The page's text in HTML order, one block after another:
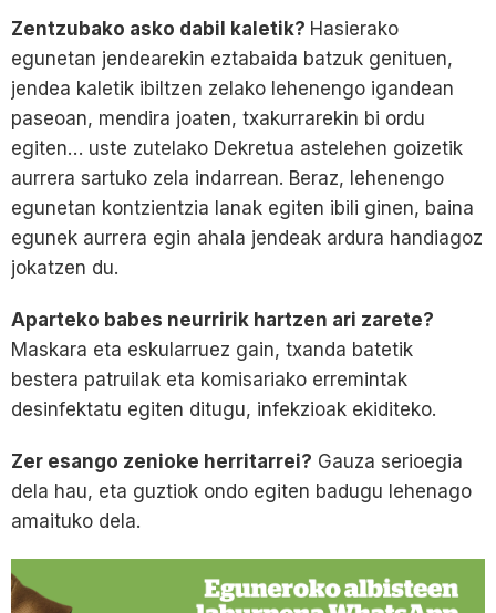
Zentzubako asko dabil kaletik? Hasierako
egunetan jendearekin eztabaida batzuk genituen,
jendea kaletik ibiltzen zelako lehenengo igandean
paseoan, mendira joaten, txakurrarekin bi ordu
egiten… uste zutelako Dekretua astelehen goizetik
aurrera sartuko zela indarrean. Beraz, lehenengo
egunetan kontzientzia lanak egiten ibili ginen, baina
egunek aurrera egin ahala jendeak ardura handiagoz
jokatzen du.
Aparteko babes neurririk hartzen ari zarete?
Maskara eta eskularruez gain, txanda batetik
bestera patruilak eta komisariako erremintak
desinfektatu egiten ditugu, infekzioak ekiditeko.
Zer esango zenioke herritarrei? Gauza serioegia
dela hau, eta guztiok ondo egiten badugu lehenago
amaituko dela.